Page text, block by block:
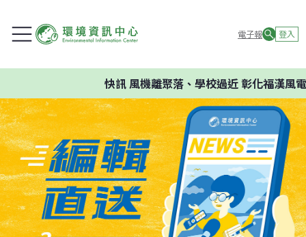
電子報 登入
快訊風機離聚落、學校過近 彰化福漢風電